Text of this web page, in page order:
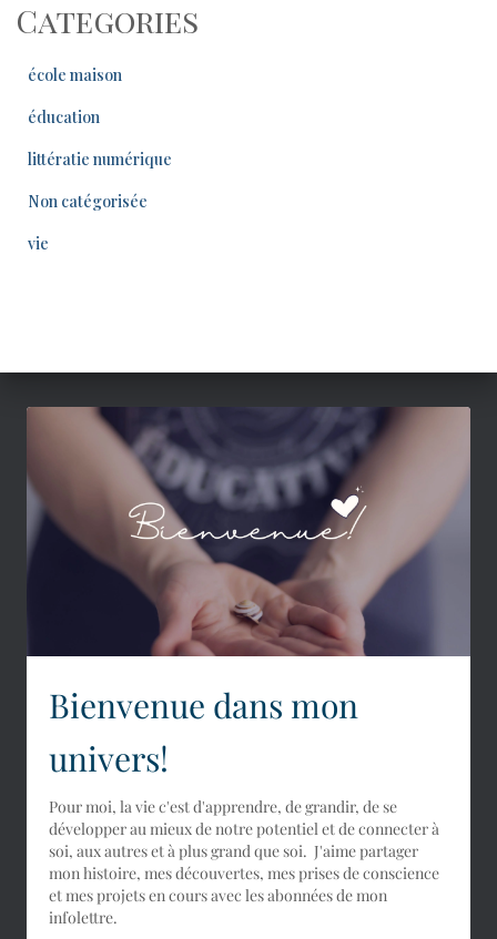
Categories
école maison
éducation
littératie numérique
Non catégorisée
vie
Bienvenue dans mon
univers!
Pour moi, la vie c'est d'apprendre, de grandir, de se
développer au mieux de notre potentiel et de connecter à
soi, aux autres et à plus grand que soi. J'aime partager
mon histoire, mes découvertes, mes prises de conscience
et mes projets en cours avec les abonnées de mon
infolettre.